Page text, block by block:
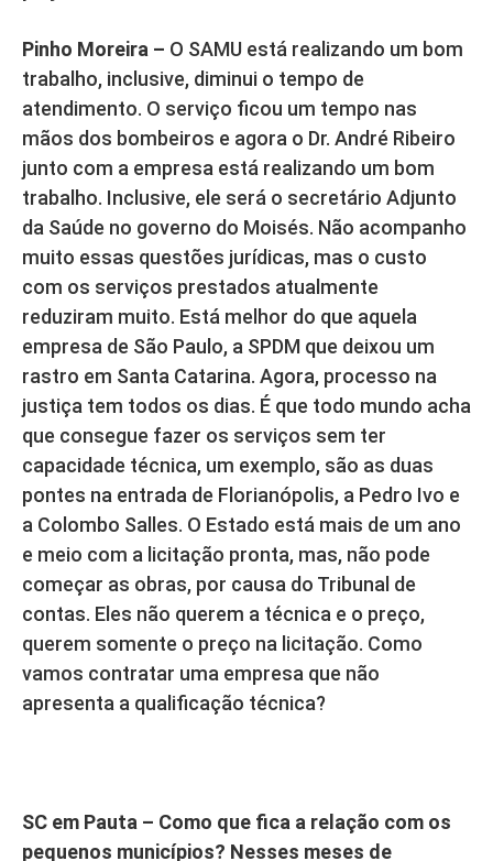
Pinho Moreira – O SAMU está realizando um bom
trabalho, inclusive, diminui o tempo de
atendimento. O serviço ficou um tempo nas
mãos dos bombeiros e agora o Dr. André Ribeiro
junto com a empresa está realizando um bom
trabalho. Inclusive, ele será o secretário Adjunto
da Saúde no governo do Moisés. Não acompanho
muito essas questões jurídicas, mas o custo
com os serviços prestados atualmente
reduziram muito. Está melhor do que aquela
empresa de São Paulo, a SPDM que deixou um
rastro em Santa Catarina. Agora, processo na
justiça tem todos os dias. É que todo mundo acha
que consegue fazer os serviços sem ter
capacidade técnica, um exemplo, são as duas
pontes na entrada de Florianópolis, a Pedro Ivo e
a Colombo Salles. O Estado está mais de um ano
e meio com a licitação pronta, mas, não pode
começar as obras, por causa do Tribunal de
contas. Eles não querem a técnica e o preço,
querem somente o preço na licitação. Como
vamos contratar uma empresa que não
apresenta a qualificação técnica?
SC em Pauta – Como que fica a relação com os
pequenos municípios? Nesses meses de